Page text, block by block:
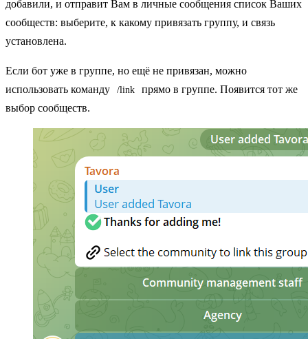
добавили, и отправит Вам в личные сообщения список Ваших
сообществ: выберите, к какому привязать группу, и связь
установлена.
Если бот уже в группе, но ещё не привязан, можно
использовать команду
/link
прямо в группе. Появится тот же
выбор сообществ.